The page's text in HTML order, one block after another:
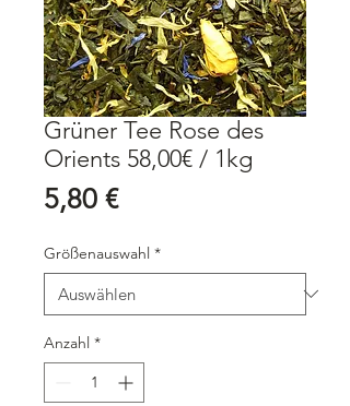
Grüner Tee Rose des
Orients 58,00€ / 1kg
5,80 €Preis
Größenauswahl *
Anzahl *